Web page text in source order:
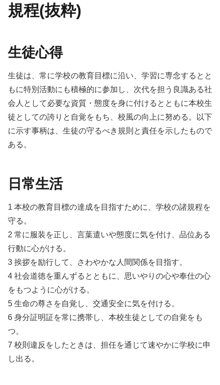
規程(抜粋)
生徒心得
生徒は、常に学校の教育目標に沿い、学習に専念するとと
もに特別活動にも積極的に参加し、次代を担う良識ある社
会人として必要な資質・態度を身に付けるとともに本校生
徒としての誇りと自覚をもち、校風の向上に努める。以下
に示す事柄は、生徒の守るべき規則と責任を示したもので
ある。
日常生活
1 本校の教育目標の達成を目指すために、学校の諸規程を
守る。
2 常に服装を正し、言葉遣いや態度に気を付け、品位ある
行動に心がける。
3 挨拶を励行して、さわやかな人間関係を目指す。
4 社会道徳を重んずるとともに、思いやりの心や奉仕の心
をもつように心がける。
5 生命の尊さを自覚し、交通安全に気を付ける。
6 身分証明証を常に携帯し、本校生徒としての自覚をも
つ。
7 校則違反をしたときは、担任を通じて速やかに学校に申
し出る。